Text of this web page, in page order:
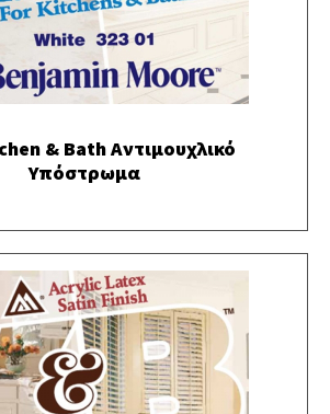
& Bath Αντιμουχλικό
Υπόστρωμα